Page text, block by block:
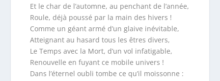
Et le char de l’automne, au penchant de l’année,
Roule, déjà poussé par la main des hivers !
Comme un géant armé d’un glaive inévitable,
Atteignant au hasard tous les êtres divers,
Le Temps avec la Mort, d’un vol infatigable,
Renouvelle en fuyant ce mobile univers !
Dans l’éternel oubli tombe ce qu’il moissonne :